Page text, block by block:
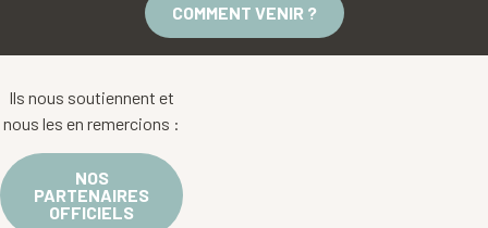
COMMENT VENIR ?
Ils nous soutiennent et
nous les en remercions :
NOS
PARTENAIRES
OFFICIELS